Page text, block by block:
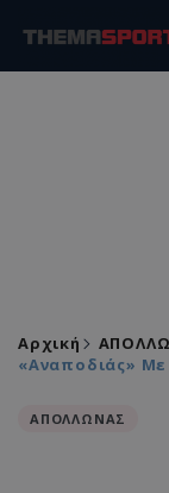
Αρχική
«αναποδιάς»
ΑΠΟΛΛΩΝΑΣ